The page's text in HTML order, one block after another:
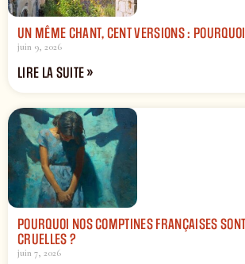
UN MÊME CHANT, CENT VERSIONS :
juin 9, 2026
LIRE LA SUITE »
POURQUOI NOS COMPTINES FRANÇAISES
CRUELLES ?
juin 7, 2026